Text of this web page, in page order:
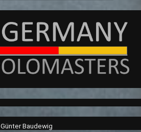
Günter Baudewig